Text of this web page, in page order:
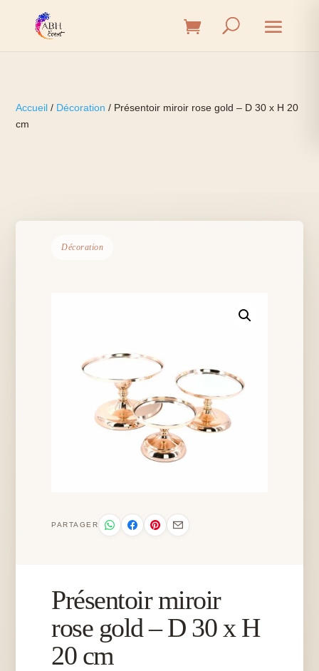
Accueil / Décoration / Présentoir miroir rose gold – D 30 x H 20
cm
Décoration
PARTAGER
Présentoir miroir
rose gold – D 30 x H
20 cm